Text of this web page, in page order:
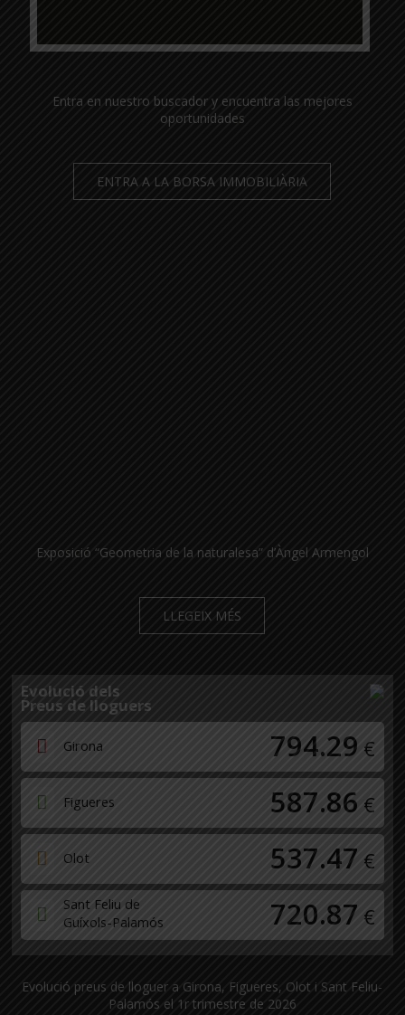
Entra en nuestro buscador y encuentra las mejores
oportunidades
ENTRA A LA BORSA IMMOBILIÀRIA
Exposició “Geometria de la naturalesa” d’Àngel Armengol
LLEGEIX MÉS
Evolució dels
Preus de lloguers
Girona 794.29 €
Figueres 587.86 €
Olot 537.47 €
Sant Feliu de
Guíxols-Palamós
720.87 €
Evolució preus de lloguer a Girona, Figueres, Olot i Sant Feliu-
Palamós el 1r trimestre de 2026